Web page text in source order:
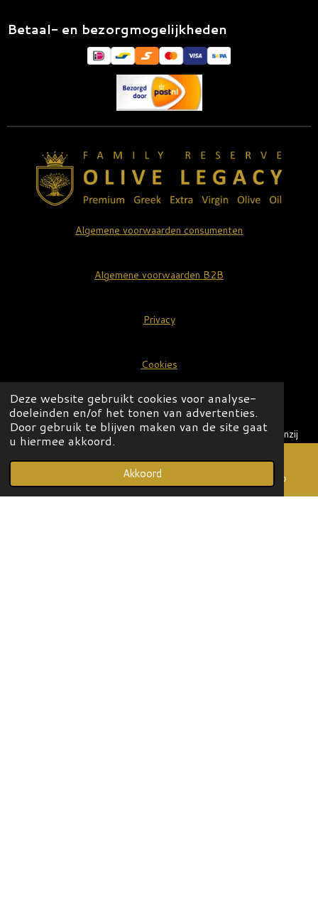
Deze website gebruikt cookies voor analyse-
doeleinden en/of het tonen van advertenties.
Door gebruik te blijven maken van de site gaat
u hiermee akkoord.
Akkoord
Betaal- en bezorgmogelijkheden
Algemene voorwaarden consumenten
Algemene voorwaarden B2B
Privacy
Cookies
Sitemap
Alle vermelde prijzen zijn in euro's (€) en inclusief BTW, tenzij
© 2020-2026 OLIVE LEGACY
Telefoonnummer WhatsApp